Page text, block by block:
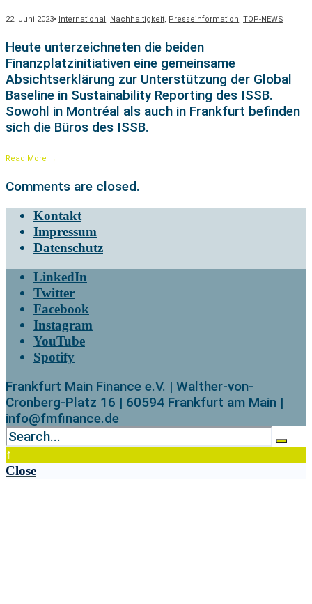
22. Juni 2023• International , Nachhaltigkeit, Presseinformation, TOP-NEWS
Heute unterzeichneten die beiden
Finanzplatzinitiativen eine gemeinsame
Absichtserklärung zur Unterstützung der Global
Baseline in Sustainability Reporting des ISSB.
Sowohl in Montréal als auch in Frankfurt befinden
sich die Büros des ISSB.
Read More →
Comments are closed.
Kontakt
Impressum
Datenschutz
LinkedIn
Twitter
Facebook
Instagram
YouTube
Spotify
Frankfurt Main Finance e.V. | Walther-von-
Cronberg-Platz 16 | 60594 Frankfurt am Main |
info@fmfinance.de
↑
Close